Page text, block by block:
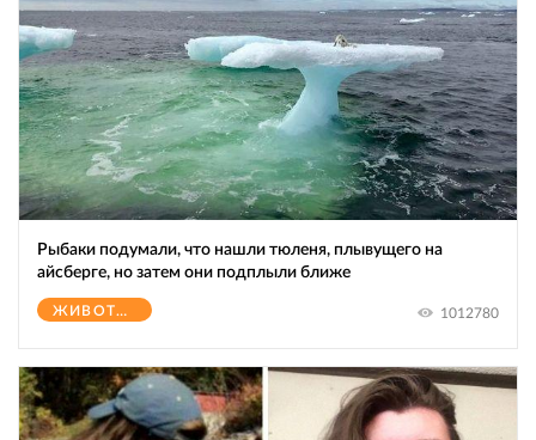
Рыбаки подумали, что нашли тюленя, плывущего на
айсберге, но затем они подплыли ближе
ЖИВОТНЫЕ 1012780